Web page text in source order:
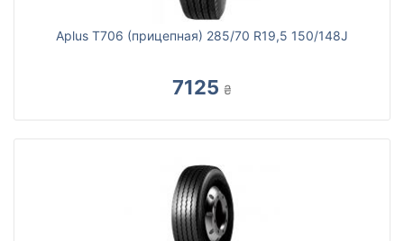
Aplus T706 (прицепная) 285/70 R19,5 150/148J
7125 ₴